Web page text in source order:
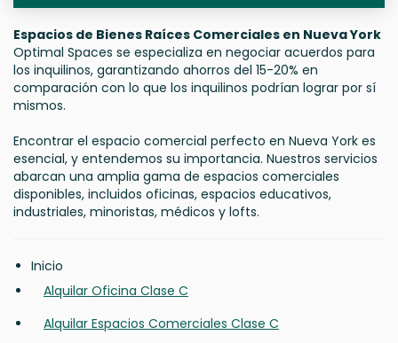
Espacios de Bienes Raíces Comerciales en Nueva York
Optimal Spaces se especializa en negociar acuerdos para
los inquilinos, garantizando ahorros del 15-20% en
comparación con lo que los inquilinos podrían lograr por sí
mismos.
Encontrar el espacio comercial perfecto en Nueva York es
esencial, y entendemos su importancia. Nuestros servicios
abarcan una amplia gama de espacios comerciales
disponibles, incluidos oficinas, espacios educativos,
industriales, minoristas, médicos y lofts.
Inicio
Alquilar Oficina Clase C
Alquilar Espacios Comerciales Clase C